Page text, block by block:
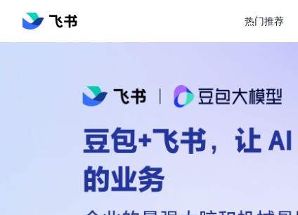
热门推荐